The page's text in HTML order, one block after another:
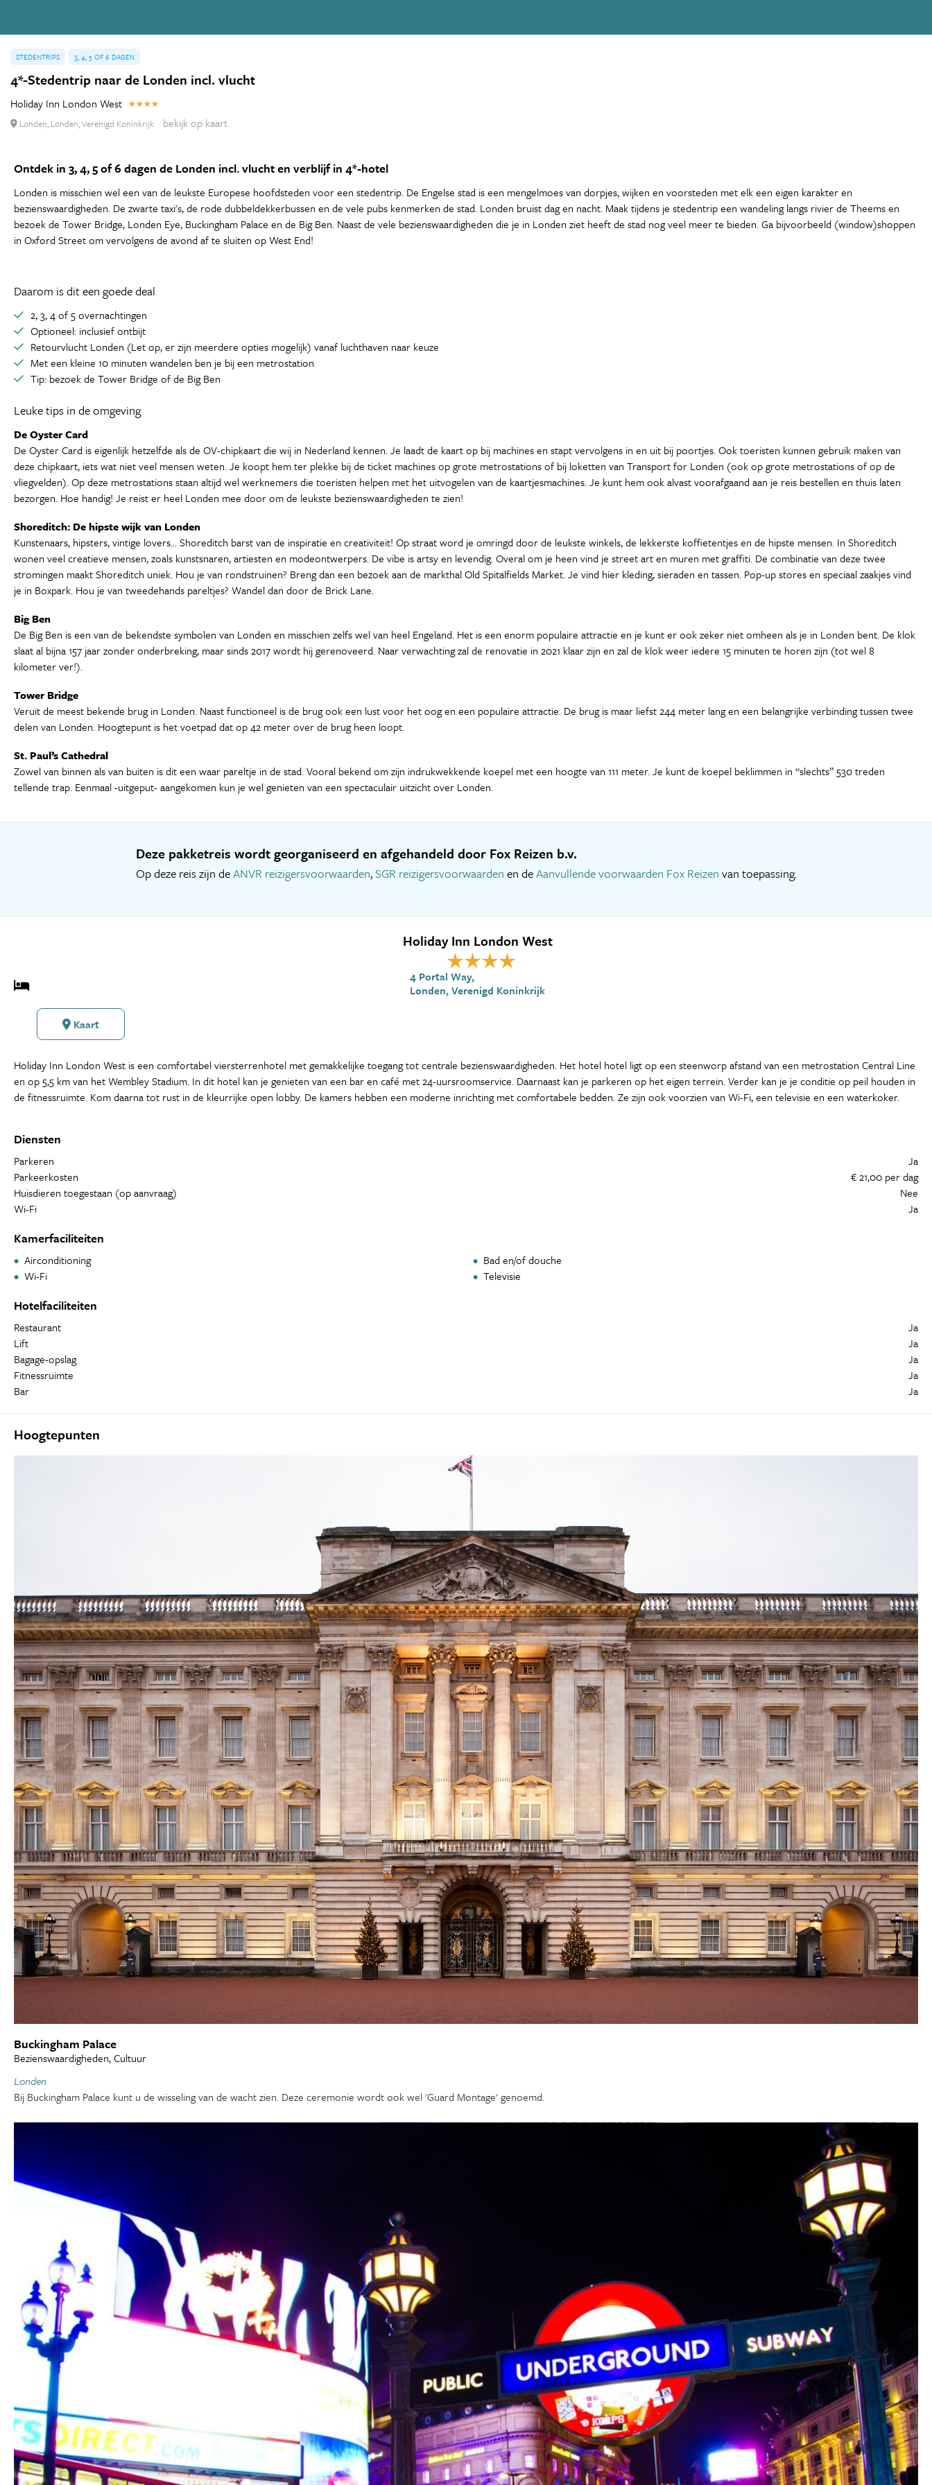
STEDENTRIPS 3, 4, 5 OF 6 DAGEN
4*-Stedentrip naar de Londen incl. vlucht
Holiday Inn London West
Londen, Londen, Verenigd Koninkrijk bekijk op kaart
Ontdek in 3, 4, 5 of 6 dagen de Londen incl. vlucht en verblijf in 4*-hotel
Londen is misschien wel een van de leukste Europese hoofdsteden voor een stedentrip. De Engelse stad is een mengelmoes van dorpjes, wijken en voorsteden met elk een eigen karakter en
bezienswaardigheden. De zwarte taxi's, de rode dubbeldekkerbussen en de vele pubs kenmerken de stad. Londen bruist dag en nacht. Maak tijdens je stedentrip een wandeling langs rivier de Theems en
bezoek de Tower Bridge, Londen Eye, Buckingham Palace en de Big Ben. Naast de vele bezienswaardigheden die je in Londen ziet heeft de stad nog veel meer te bieden. Ga bijvoorbeeld (window)shoppen
in Oxford Street om vervolgens de avond af te sluiten op West End!
Daarom is dit een goede deal
2, 3, 4 of 5 overnachtingen
Optioneel: inclusief ontbijt
Retourvlucht Londen (Let op, er zijn meerdere opties mogelijk) vanaf luchthaven naar keuze
Met een kleine 10 minuten wandelen ben je bij een metrostation
Tip: bezoek de Tower Bridge of de Big Ben
Leuke tips in de omgeving
De Oyster Card
De Oyster Card is eigenlijk hetzelfde als de OV-chipkaart die wij in Nederland kennen. Je laadt de kaart op bij machines en stapt vervolgens in en uit bij poortjes. Ook toeristen kunnen gebruik maken van
deze chipkaart, iets wat niet veel mensen weten. Je koopt hem ter plekke bij de ticket machines op grote metrostations of bij loketten van Transport for Londen (ook op grote metrostations of op de
vliegvelden). Op deze metrostations staan altijd wel werknemers die toeristen helpen met het uitvogelen van de kaartjesmachines. Je kunt hem ook alvast voorafgaand aan je reis bestellen en thuis laten
bezorgen. Hoe handig! Je reist er heel Londen mee door om de leukste bezienswaardigheden te zien!
Shoreditch: De hipste wijk van Londen
Kunstenaars, hipsters, vintige lovers... Shoreditch barst van de inspiratie en creativiteit! Op straat word je omringd door de leukste winkels, de lekkerste koffietentjes en de hipste mensen. In Shoreditch
wonen veel creatieve mensen, zoals kunstsnaren, artiesten en modeontwerpers. De vibe is artsy en levendig. Overal om je heen vind je street art en muren met graffiti. De combinatie van deze twee
stromingen maakt Shoreditch uniek. Hou je van rondstruinen? Breng dan een bezoek aan de markthal Old Spitalfields Market. Je vind hier kleding, sieraden en tassen. Pop-up stores en speciaal zaakjes vind
je in Boxpark. Hou je van tweedehands pareltjes? Wandel dan door de Brick Lane.
Big Ben
De Big Ben is een van de bekendste symbolen van Londen en misschien zelfs wel van heel Engeland. Het is een enorm populaire attractie en je kunt er ook zeker niet omheen als je in Londen bent. De klok
slaat al bijna 157 jaar zonder onderbreking, maar sinds 2017 wordt hij gerenoveerd. Naar verwachting zal de renovatie in 2021 klaar zijn en zal de klok weer iedere 15 minuten te horen zijn (tot wel 8
kilometer ver!).
Tower Bridge
Veruit de meest bekende brug in Londen. Naast functioneel is de brug ook een lust voor het oog en een populaire attractie. De brug is maar liefst 244 meter lang en een belangrijke verbinding tussen twee
delen van Londen. Hoogtepunt is het voetpad dat op 42 meter over de brug heen loopt.
St. Paul’s Cathedral
Zowel van binnen als van buiten is dit een waar pareltje in de stad. Vooral bekend om zijn indrukwekkende koepel met een hoogte van 111 meter. Je kunt de koepel beklimmen in “slechts” 530 treden
tellende trap. Eenmaal -uitgeput- aangekomen kun je wel genieten van een spectaculair uitzicht over Londen.
Deze pakketreis wordt georganiseerd en afgehandeld door Fox Reizen b.v.
Op deze reis zijn deANVR reizigersvoorwaarden,SGR reizigersvoorwaarden en deAanvullende voorwaarden Fox Reizen van toepassing.
Holiday Inn London West
4 Portal Way,
Londen, Verenigd Koninkrijk
Kaart
Holiday Inn London West is een comfortabel viersterrenhotel met gemakkelijke toegang tot centrale bezienswaardigheden. Het hotel hotel ligt op een steenworp afstand van een metrostation Central Line
en op 5,5 km van het Wembley Stadium. In dit hotel kan je genieten van een bar en café met 24-uursroomservice. Daarnaast kan je parkeren op het eigen terrein. Verder kan je je conditie op peil houden in
de fitnessruimte. Kom daarna tot rust in de kleurrijke open lobby. De kamers hebben een moderne inrichting met comfortabele bedden. Ze zijn ook voorzien van Wi-Fi, een televisie en een waterkoker.
Diensten
Parkeren
Ja
Parkeerkosten
€ 21,00 per dag
Huisdieren toegestaan (op aanvraag)
Nee
Wi-Fi
Ja
Kamerfaciliteiten
Airconditioning
Bad en/of douche
Wi-Fi
Televisie
Hotelfaciliteiten
Restaurant
Ja
Lift
Ja
Bagage-opslag
Ja
Fitnessruimte
Ja
Bar
Ja
Hoogtepunten
Buckingham Palace
Bezienswaardigheden, Cultuur
Londen
Bij Buckingham Palace kunt u de wisseling van de wacht zien. Deze ceremonie wordt ook wel 'Guard Montage' genoemd.